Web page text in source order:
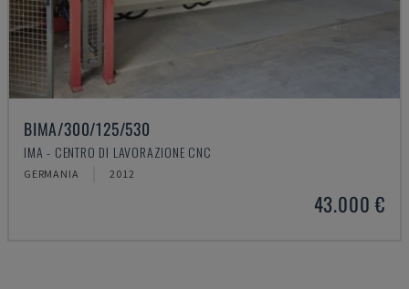
BIMA/300/125/530
IMA - CENTRO DI LAVORAZIONE CNC
GERMANIA 2012
43.000 €